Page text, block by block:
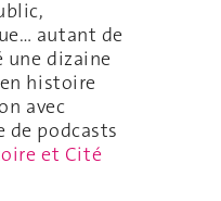
autant de
dizaine
histoire
avec
de podcasts
et Cité